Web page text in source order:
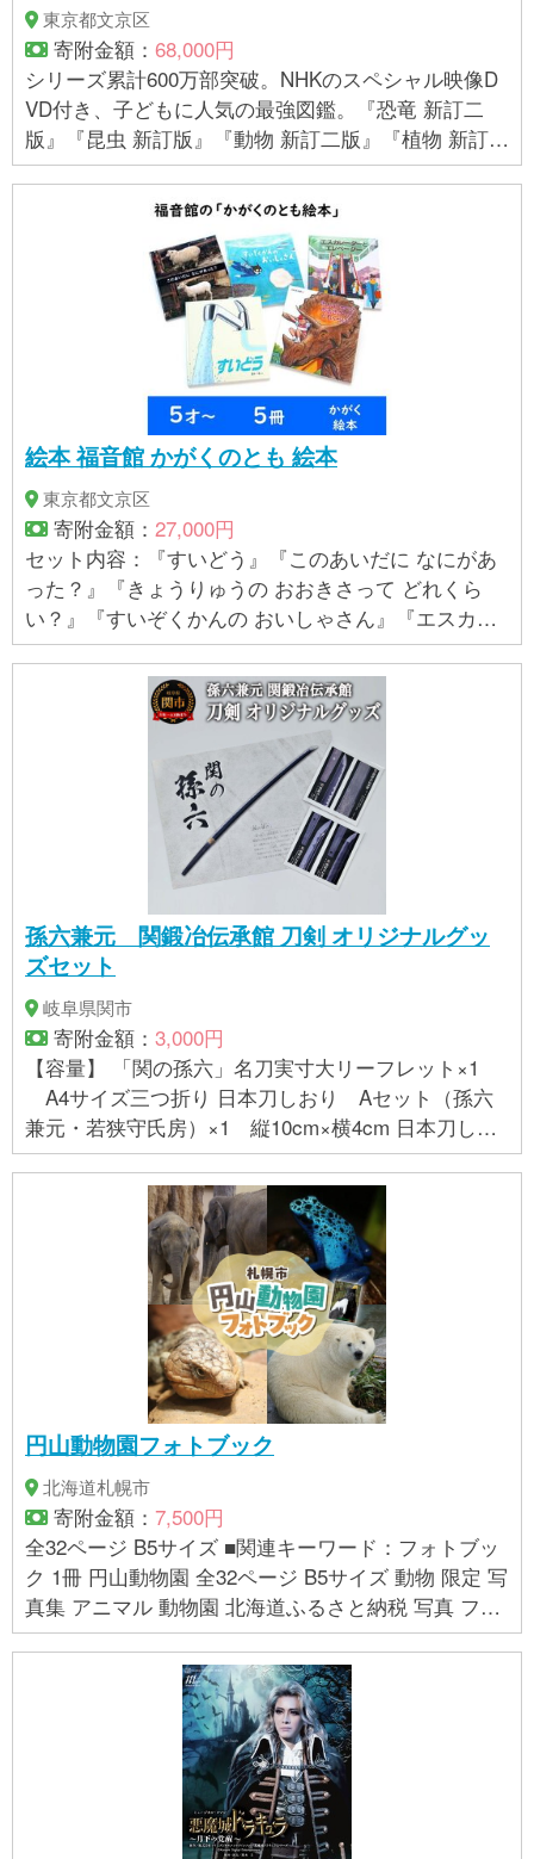
東京都文京区
寄附金額： 68,000円
シリーズ累計600万部突破。NHKのスペシャル映像D
VD付き、子どもに人気の最強図鑑。『恐竜 新訂二
版』『昆虫 新訂版』『動物 新訂二版』『植物 新訂
版』『魚 新訂版』『鳥 新訂版』『は虫類・両生類 新
訂版』の7冊セット。対象年齢：3歳～小学生全般
絵本 福音館 かがくのとも 絵本
東京都文京区
寄附金額： 27,000円
セット内容：『すいどう』『このあいだに なにがあ
った？』『きょうりゅうの おおきさって どれくら
い？』『すいぞくかんの おいしゃさん』『エスカレ
ーターとエレベーター』の計5冊。 対象年齢：5才～
孫六兼元 関鍛冶伝承館 刀剣 オリジナルグッ
ズセット
岐阜県関市
寄附金額： 3,000円
【容量】 「関の孫六」名刀実寸大リーフレット×1
A4サイズ三つ折り 日本刀しおり Aセット（孫六
兼元・若狭守氏房）×1 縦10cm×横4cm 日本刀しお
り Bセット（和泉守兼定・奈良太郎兼永）×1 縦10
円山動物園フォトブック
北海道札幌市
寄附金額： 7,500円
全32ページ B5サイズ ■関連キーワード：フォトブッ
ク 1冊 円山動物園 全32ページ B5サイズ 動物 限定 写
真集 アニマル 動物園 北海道ふるさと納税 写真 フォ
ト 本 ブック お土産 北海道 札幌市